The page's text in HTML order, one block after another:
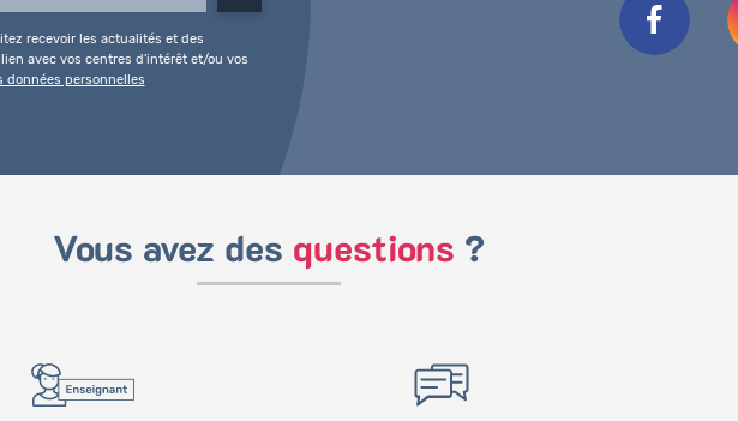
recevoir les actualités et des
avec vos centres d'intérêt et/ou vos
données personnelles
Vous avez des questions ?